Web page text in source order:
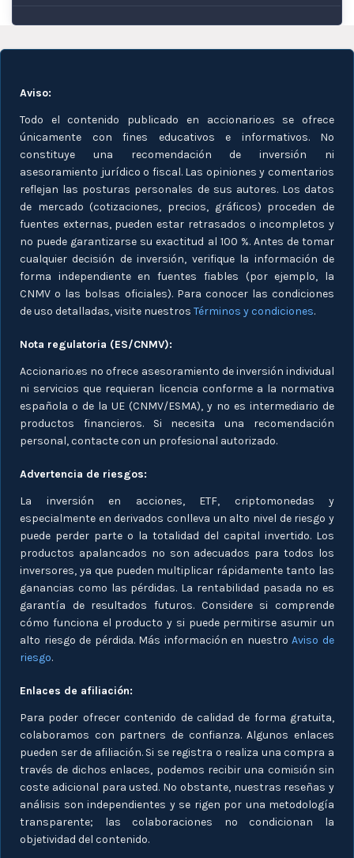
Aviso:
Todo el contenido publicado en accionario.es se ofrece
únicamente con fines educativos e informativos. No
constituye una recomendación de inversión ni
asesoramiento jurídico o fiscal. Las opiniones y comentarios
reflejan las posturas personales de sus autores. Los datos
de mercado (cotizaciones, precios, gráficos) proceden de
fuentes externas, pueden estar retrasados o incompletos y
no puede garantizarse su exactitud al 100 %. Antes de tomar
cualquier decisión de inversión, verifique la información de
forma independiente en fuentes fiables (por ejemplo, la
CNMV o las bolsas oficiales). Para conocer las condiciones
de uso detalladas, visite nuestros Términos y condiciones.
Nota regulatoria (ES/CNMV):
Accionario.es no ofrece asesoramiento de inversión individual
ni servicios que requieran licencia conforme a la normativa
española o de la UE (CNMV/ESMA), y no es intermediario de
productos financieros. Si necesita una recomendación
personal, contacte con un profesional autorizado.
Advertencia de riesgos:
La inversión en acciones, ETF, criptomonedas y
especialmente en derivados conlleva un alto nivel de riesgo y
puede perder parte o la totalidad del capital invertido. Los
productos apalancados no son adecuados para todos los
inversores, ya que pueden multiplicar rápidamente tanto las
ganancias como las pérdidas. La rentabilidad pasada no es
garantía de resultados futuros. Considere si comprende
cómo funciona el producto y si puede permitirse asumir un
alto riesgo de pérdida. Más información en nuestroAviso de
riesgo.
Enlaces de afiliación:
Para poder ofrecer contenido de calidad de forma gratuita,
colaboramos con partners de confianza. Algunos enlaces
pueden ser de afiliación. Si se registra o realiza una compra a
través de dichos enlaces, podemos recibir una comisión sin
coste adicional para usted. No obstante, nuestras reseñas y
análisis son independientes y se rigen por una metodología
transparente; las colaboraciones no condicionan la
objetividad del contenido.